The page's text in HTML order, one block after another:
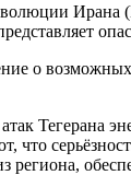
Ирана
о
региона,